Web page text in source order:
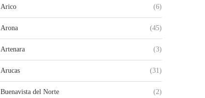
Arico (6)
Arona (45)
Artenara (3)
Arucas (31)
Buenavista del Norte (2)